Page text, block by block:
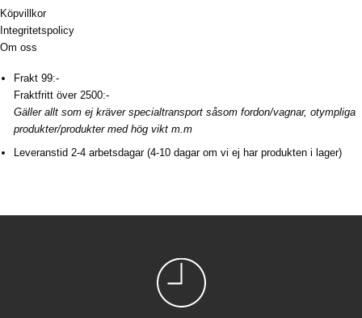
Köpvillkor
Integritetspolicy
Om oss
Frakt 99:-
Fraktfritt över 2500:-
Gäller allt som ej kräver specialtransport såsom fordon/vagnar, otympliga
produkter/produkter med hög vikt m.m
Leveranstid 2-4 arbetsdagar (4-10 dagar om vi ej har produkten i lager)